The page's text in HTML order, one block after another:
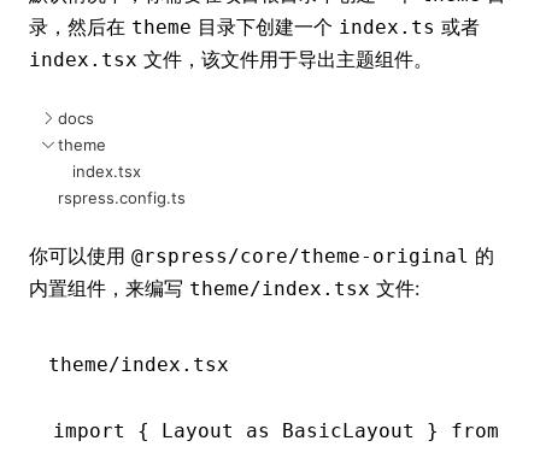
录，然后在 theme 目录下创建一个 index.ts 或者
index.tsx 文件，该文件用于导出主题组件。
docs
theme
index.tsx
rspress.config.ts
你可以使用 @rspress/core/theme-original 的
内置组件，来编写 theme/index.tsx 文件:
theme/index.tsx
import { Layout as BasicLayout } from